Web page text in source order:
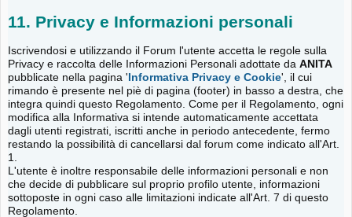
11. Privacy e Informazioni personali
Iscrivendosi e utilizzando il Forum l'utente accetta le regole sulla
Privacy e raccolta delle Informazioni Personali adottate da ANITA
pubblicate nella pagina ' Informativa Privacy e Cookie', il cui
rimando è presente nel piè di pagina (footer) in basso a destra, che
integra quindi questo Regolamento. Come per il Regolamento, ogni
modifica alla Informativa si intende automaticamente accettata
dagli utenti registrati, iscritti anche in periodo antecedente, fermo
restando la possibilità di cancellarsi dal forum come indicato all'Art.
1.
L'utente è inoltre responsabile delle informazioni personali e non
che decide di pubblicare sul proprio profilo utente, informazioni
sottoposte in ogni caso alle limitazioni indicate all'Art. 7 di questo
Regolamento.